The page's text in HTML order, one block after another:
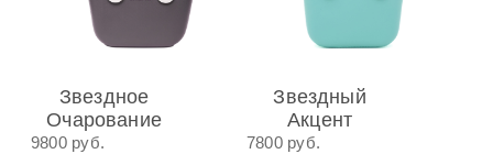
Звездное
Очарование
9800 руб.
Звездный
Акцент
7800 руб.